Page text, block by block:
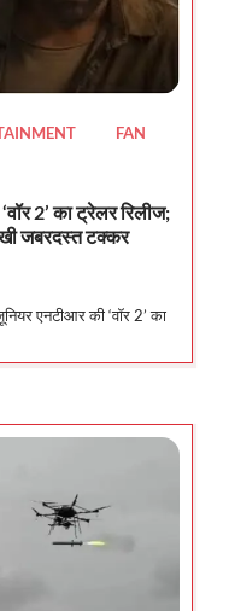
FAN
2’ का ट्रेलर रिलीज;
जबरदस्त टक्कर
एनटीआर की ‘वॉर 2’ का